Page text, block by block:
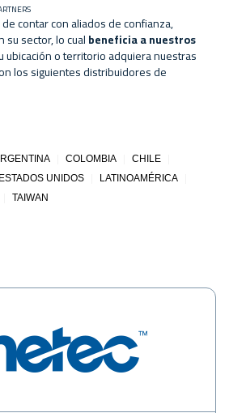
contar con aliados de confianza,
sector, lo cualbeneficia a nuestros
ubicación o territorio adquiera nuestras
los siguientes distribuidores de
COLOMBIA CHILE
ESTADOS UNIDOS LATINOAMÉRICA
TAIWAN